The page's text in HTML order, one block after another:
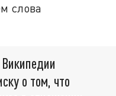
слова
о том, что